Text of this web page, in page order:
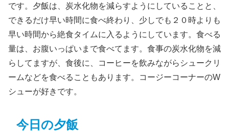
です。夕飯は、炭水化物を減らすようにしていることと、
できるだけ早い時間に食べ終わり、少しでも２０時よりも
早い時間から絶食タイムに入るようにしています。食べる
量は、お腹いっぱいまで食べてます。食事の炭水化物を減
らしてますが、食後に、コーヒーを飲みながらシュークリ
ームなどを食べることもあります。コージーコーナーのW
シューが好きです。
今日の夕飯